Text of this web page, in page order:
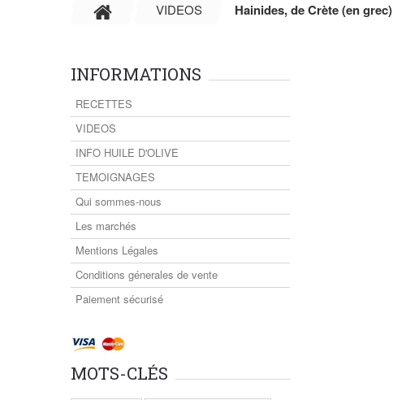
VIDEOS Hainides, de Crète (en grec)
INFORMATIONS
RECETTES
VIDEOS
INFO HUILE D'OLIVE
TEMOIGNAGES
Qui sommes-nous
Les marchés
Mentions Légales
Conditions génerales de vente
Paiement sécurisé
MOTS-CLÉS